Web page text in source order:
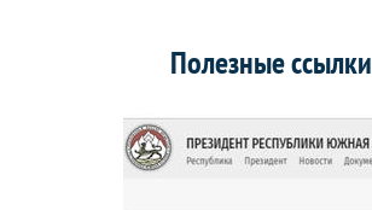
Полезные ссылки